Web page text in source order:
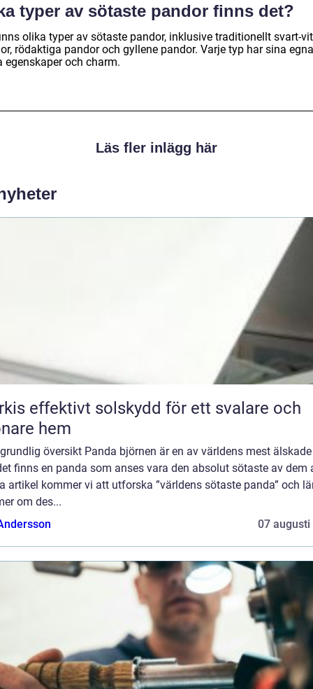
typer av sötaste pandor finns det?
olika typer av sötaste pandor, inklusive traditionellt svart-
rödaktiga pandor och gyllene pandor. Varje typ har sina egna
egenskaper och charm.
Läs fler inlägg här
för ett svalare och
hem
översikt Panda björnen är en av världens mest älskade
finns en panda som anses vara den absolut sötaste av dem
artikel kommer vi att utforska ”världens sötaste panda” och
om des...
07 augusti